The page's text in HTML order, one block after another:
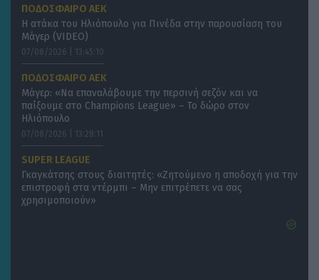
ΠΟΔΟΣΦΑΙΡΟ ΑΕΚ
Η ατάκα του Ηλιόπουλο για Πινέδα στην παρουσίαση του
Μάγερ (VIDEO)
07/08/2026 | 13:45:10
ΠΟΔΟΣΦΑΙΡΟ ΑΕΚ
Μάγερ: «Να επαναλάβουμε την περσινή σεζόν και να
παίξουμε στο Champions League» – Το δώρο στον
Ηλιόπουλο
07/08/2026 | 13:28:11
SUPER LEAGUE
Γκαγκάτσης στους διαιτητές: «Zητούμενο η αποδοχή για την
επιστροφή στα ντέρμπι – Μην επιτρέπετε να σας
χρησιμοποιούν»